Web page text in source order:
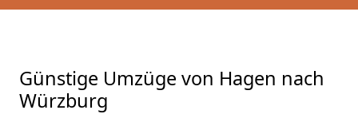
Günstige Umzüge von Hagen nach
Würzburg